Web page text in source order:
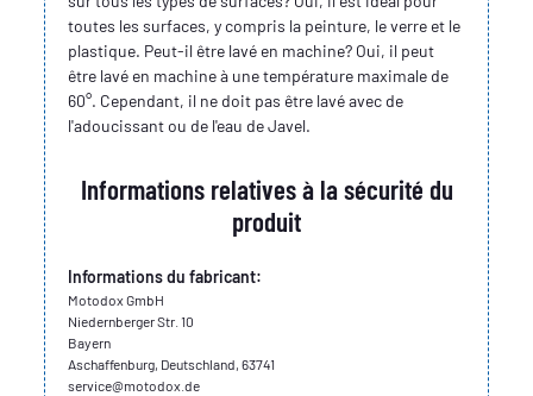
toutes les surfaces, y compris la peinture, le verre et le
plastique. Peut-il être lavé en machine? Oui, il peut
être lavé en machine à une température maximale de
60°. Cependant, il ne doit pas être lavé avec de
l'adoucissant ou de l'eau de Javel.
Informations relatives à la sécurité du
produit
Informations du fabricant:
Motodox GmbH
Niedernberger Str. 10
Bayern
Aschaffenburg, Deutschland, 63741
service@motodox.de